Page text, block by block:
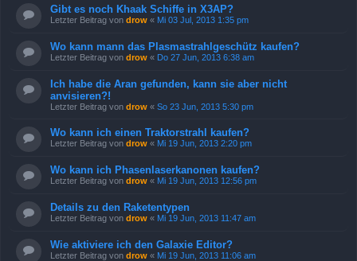
Gibt es noch Khaak Schiffe in X3AP?
Letzter Beitrag von drow « Mi 03 Jul, 2013 1:35 pm
Wo kann mann das Plasmastrahlgeschütz kaufen?
Letzter Beitrag von drow « Do 27 Jun, 2013 6:38 am
Ich habe die Aran gefunden, kann sie aber nicht
anvisieren?!
Letzter Beitrag von drow « So 23 Jun, 2013 5:30 pm
Wo kann ich einen Traktorstrahl kaufen?
Letzter Beitrag von drow « Mi 19 Jun, 2013 2:20 pm
Wo kann ich Phasenlaserkanonen kaufen?
Letzter Beitrag von drow « Mi 19 Jun, 2013 12:56 pm
Details zu den Raketentypen
Letzter Beitrag von drow « Mi 19 Jun, 2013 11:47 am
Wie aktiviere ich den Galaxie Editor?
Letzter Beitrag von drow « Mi 19 Jun, 2013 11:06 am